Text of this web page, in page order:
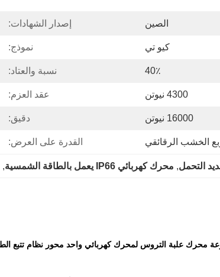
الصين إصدار الشهادات:
كيو تي نموذج:
40٪ نسبة والعتاد:
4300 نيوتن عقد العزم:
16000 نيوتن دقيق:
الخشب الرقائقي القدرة على العرض:
التحمل, محرك كهربائي IP66 يعمل بالطاقة الشمسية ,